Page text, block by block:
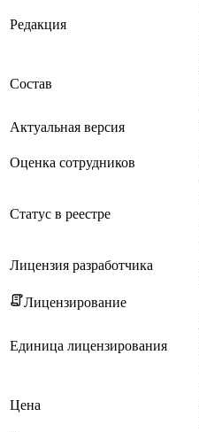
Редакция
Состав
Актуальная версия
Оценка сотрудников
Статус в реестре
Лицензия разработчика
Лицензирование
Единица лицензирования
Цена